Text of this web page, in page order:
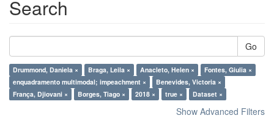
Search
Go
Drummond, Daniela × Braga, Leila × Anacleto, Helen ×
Fontes, Giulia ×
enquadramento multimodal; impeachment ×
Benevides, Victoria ×
França, Djiovani ×
Borges, Tiago × 2018 × true × Dataset ×
Show Advanced Filters